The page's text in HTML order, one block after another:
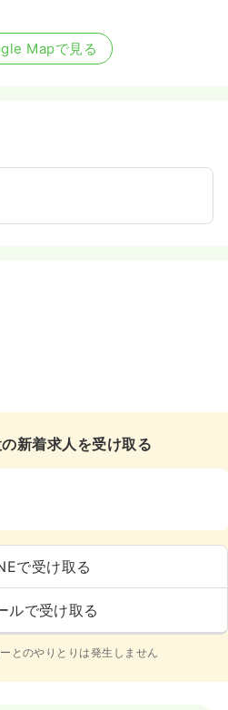
Mapで見る
新着求人を受け取る
で受け取る
ルで受け取る
とのやりとりは発生しません